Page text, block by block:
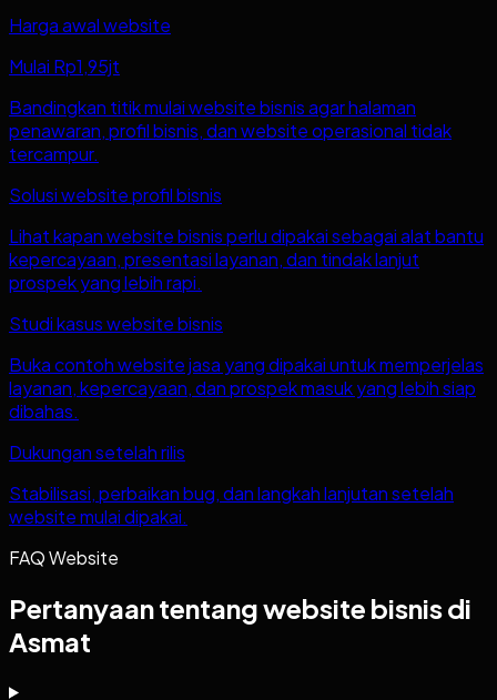
Harga awal website
Mulai Rp1,95jt
Bandingkan titik mulai website bisnis agar halaman
penawaran, profil bisnis, dan website operasional tidak
tercampur.
Solusi website profil bisnis
Lihat kapan website bisnis perlu dipakai sebagai alat bantu
kepercayaan, presentasi layanan, dan tindak lanjut
prospek yang lebih rapi.
Studi kasus website bisnis
Buka contoh website jasa yang dipakai untuk memperjelas
layanan, kepercayaan, dan prospek masuk yang lebih siap
dibahas.
Dukungan setelah rilis
Stabilisasi, perbaikan bug, dan langkah lanjutan setelah
website mulai dipakai.
FAQ Website
Pertanyaan tentang website bisnis di
Asmat